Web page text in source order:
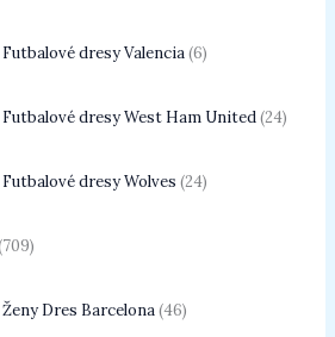
Futbalové dresy Valencia 6
Futbalové dresy West Ham United 24
Futbalové dresy Wolves 24
709
Ženy Dres Barcelona 46